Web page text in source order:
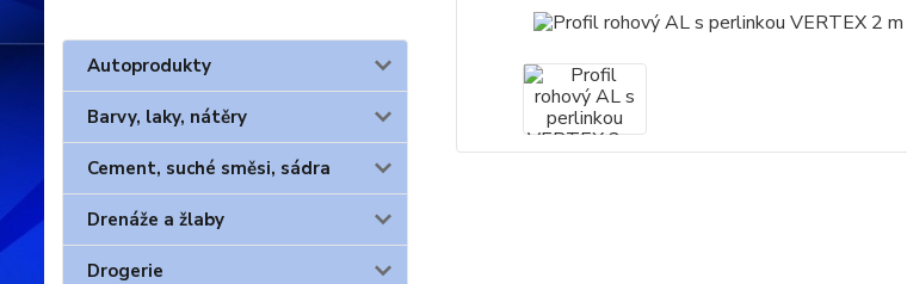
Autoprodukty
Barvy, laky, nátěry
Cement, suché směsi, sádra
Drenáže a žlaby
Drogerie